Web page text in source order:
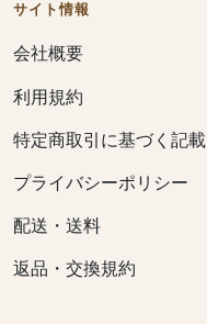
サイト情報
会社概要
利用規約
特定商取引に基づく記載
プライバシーポリシー
配送・送料
返品・交換規約